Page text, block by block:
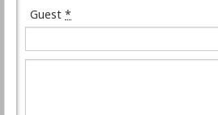
Guest *